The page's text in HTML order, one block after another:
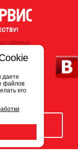
данных
даете
файлов
его